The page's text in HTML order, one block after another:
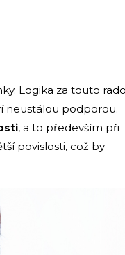
Logika za touto
neustálou podporou.
, a to především při
povislosti, což by